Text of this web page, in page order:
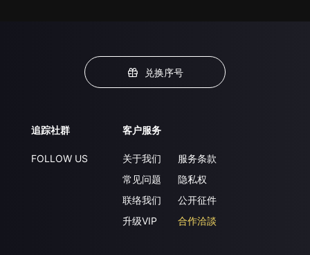
兑换序号
追踪社群
FOLLOW US
客户服务
关于我们
常见问题
联络我们
升级VIP
服务条款
隐私权
公开征件
合作洽談